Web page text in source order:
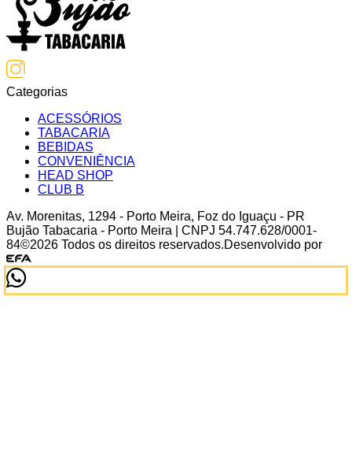
Categorias
ACESSÓRIOS
TABACARIA
BEBIDAS
CONVENIÊNCIA
HEAD SHOP
CLUB B
Av. Morenitas, 1294 - Porto Meira, Foz do Iguaçu - PR
Bujão Tabacaria - Porto Meira | CNPJ 54.747.628/0001-
84©2026 Todos os direitos reservados.Desenvolvido por